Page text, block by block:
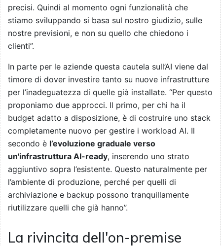
precisi. Quindi al momento ogni funzionalità che
stiamo sviluppando si basa sul nostro giudizio, sulle
nostre previsioni, e non su quello che chiedono i
clienti”.
In parte per le aziende questa cautela sull’AI viene dal
timore di dover investire tanto su nuove infrastrutture
per l’inadeguatezza di quelle già installate. “Per questo
proponiamo due approcci. Il primo, per chi ha il
budget adatto a disposizione, è di costruire uno stack
completamente nuovo per gestire i workload AI. Il
secondo è l’evoluzione graduale verso
un'infrastruttura AI-ready, inserendo uno strato
aggiuntivo sopra l’esistente. Questo naturalmente per
l’ambiente di produzione, perché per quelli di
archiviazione e backup possono tranquillamente
riutilizzare quelli che già hanno”.
La rivincita dell'on-premise